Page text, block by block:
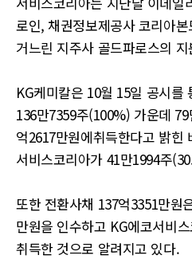
로인, 채권정보제공사 코리아
거느린 지주사 골드파로스의
KG케미칼은 10월 15일 공시를
136만7359주(100%) 가운데
억2617만원에취득한다고 밝힌
서비스코리아가 41만1994주
또한 전환사채 137억3351만원
만원을 인수하고 KG에코서비
취득한 것으로 알려지고 있다.